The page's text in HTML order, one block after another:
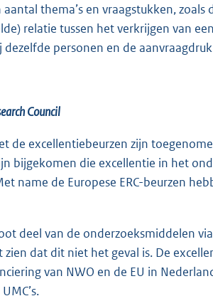
thema’s en vraagstukken, zoals
relatie tussen het verkrijgen van
personen en de
Council
de excellentiebeurzen zijn
bijgekomen die excellentie in het
name de Europese ERC-beurzen
deel van de onderzoeksmiddelen
dat dit niet het geval is. De
van NWO en de EU in